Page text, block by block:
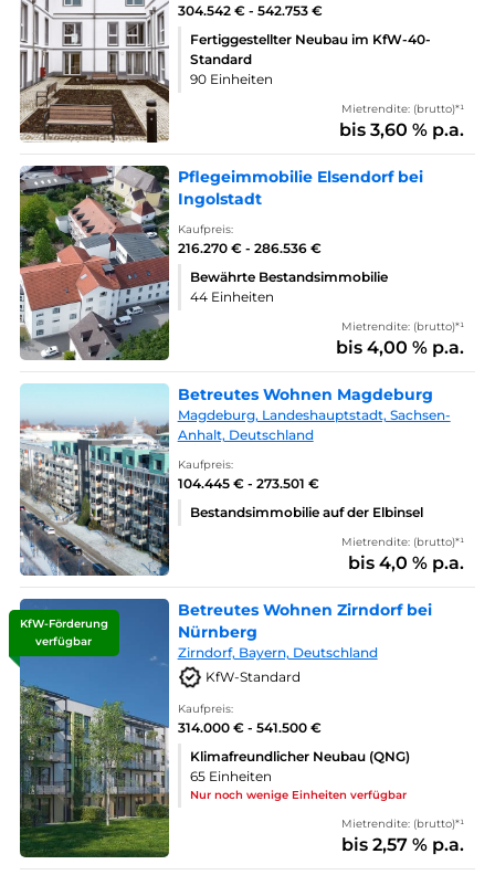
304.542 € - 542.753 €
Fertiggestellter Neubau im KfW-40-
Standard
90 Einheiten
Mietrendite: (brutto)*¹
bis 3,60 % p.a.
Pflegeimmobilie Elsendorf bei
Ingolstadt
Kaufpreis:
216.270 € - 286.536 €
Bewährte Bestandsimmobilie
44 Einheiten
Mietrendite: (brutto)*¹
bis 4,00 % p.a.
Betreutes Wohnen Magdeburg
Magdeburg, Landeshauptstadt, Sachsen-
Anhalt, Deutschland
Kaufpreis:
104.445 € - 273.501 €
Bestandsimmobilie auf der Elbinsel
Mietrendite: (brutto)*¹
bis 4,0 % p.a.
KfW-Förderung
verfügbar
Betreutes Wohnen Zirndorf bei
Nürnberg
Zirndorf, Bayern, Deutschland
KfW-Standard
Kaufpreis:
314.000 € - 541.500 €
Klimafreundlicher Neubau (QNG)
65 Einheiten
Nur noch wenige Einheiten verfügbar
Mietrendite: (brutto)*¹
bis 2,57 % p.a.